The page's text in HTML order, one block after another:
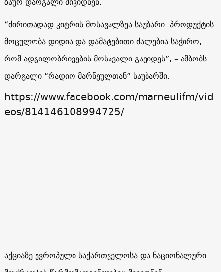
“ძირითადად კიტრის მოსავალზეა საუბარი. პროდუქტის
მოცულობა დიდია და დამატებითი ძალებია საჭირო,
რომ ადგილობრივების მოსავალი გავიდეს”, – ამბობს
დარგალი “რადიო მარნეულთან” საუბარში.
https://www.facebook.com/marneulifm/vid
eos/814146108994725/
აქციაზე ევროპული საქართველოსა და ნაციონალური